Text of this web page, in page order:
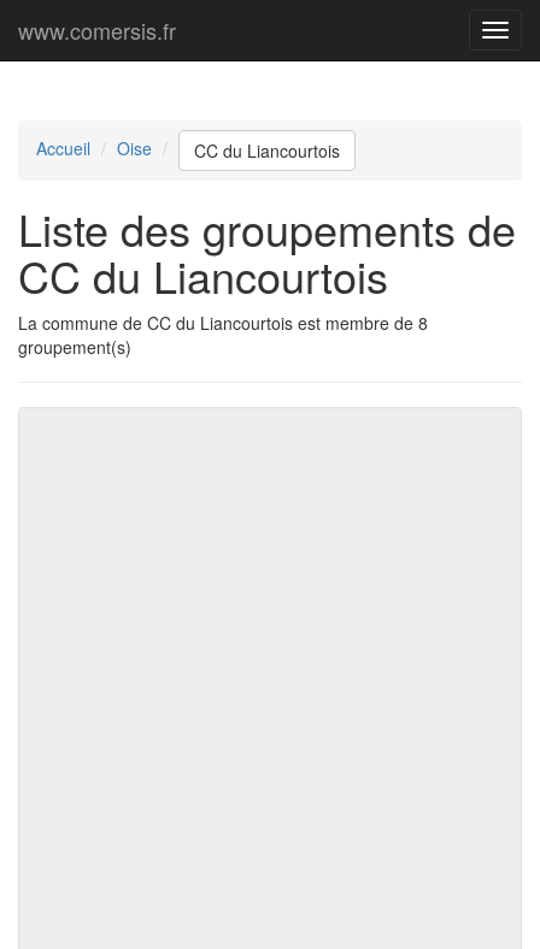
Menu
www.comersis.fr
Accueil Oise CC du Liancourtois
Liste des groupements de
CC du Liancourtois
La commune de CC du Liancourtois est membre de 8
groupement(s)